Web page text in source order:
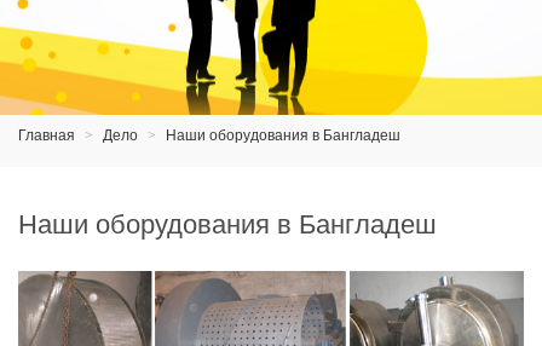
Главная > Дело > Наши оборудования в Бангладеш
Наши оборудования в Бангладеш